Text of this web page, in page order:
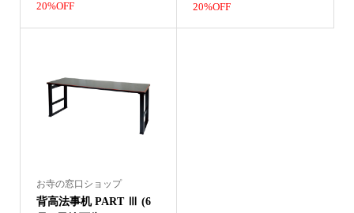
20%OFF 20%OFF
お寺の窓口ショップ
背高法事机 PART Ⅲ (6